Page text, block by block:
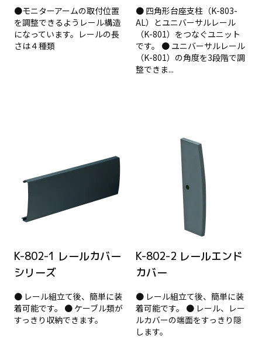
●モニターアームの取付位置
を調整できるようレール構造
になっています。レールの長
さは４種類
● 四角形台座支柱（K-803-
AL）とユニバーサルレール
（K-801）をつなぐユニット
です。 ● ユニバーサルレール
（K-801）の角度を3段階で調
整できま...
K-802-1 レールカバー
シリーズ
● レール組立て後、簡単に装
着可能です。 ● ケーブル類が
すっきり収納できます。
K-802-2 レールエンド
カバー
● レール組立て後、簡単に装
着可能です。 ● レール、レー
ルカバーの端面をすっきり隠
します。